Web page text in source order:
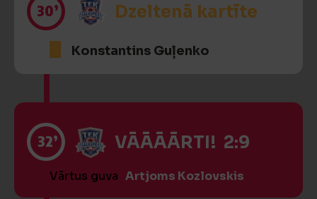
30’ Dzeltenā kartīte
Konstantins Guļenko
32’ VĀĀĀĀRTI! 2:9
Vārtus guva Artjoms Kozlovskis